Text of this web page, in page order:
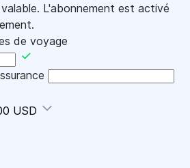
L'abonnement est activé
de voyage
USD